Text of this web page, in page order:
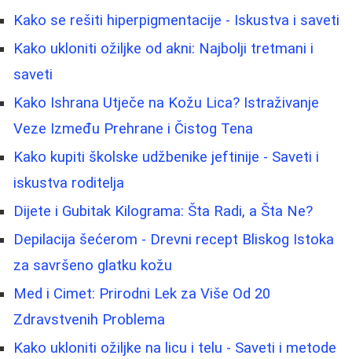
Kako se rešiti hiperpigmentacije - Iskustva i saveti
Kako ukloniti ožiljke od akni: Najbolji tretmani i
saveti
Kako Ishrana Utječe na Kožu Lica? Istraživanje
Veze Između Prehrane i Čistog Tena
Kako kupiti školske udžbenike jeftinije - Saveti i
iskustva roditelja
Dijete i Gubitak Kilograma: Šta Radi, a Šta Ne?
Depilacija šećerom - Drevni recept Bliskog Istoka
za savršeno glatku kožu
Med i Cimet: Prirodni Lek za Više Od 20
Zdravstvenih Problema
Kako ukloniti ožiljke na licu i telu - Saveti i metode